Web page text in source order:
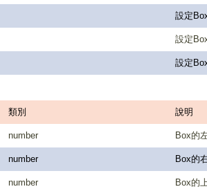
設定
設定
設定
類別 說明
number Box的
number Box的
number Box的